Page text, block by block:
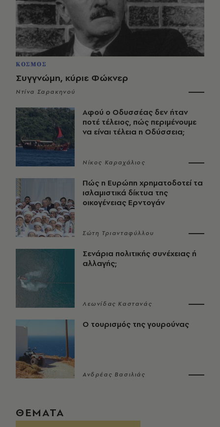
ΚΟΣΜΟΣ
Συγγνώμη, κύριε Φώκνερ
Ντίνα Σαρακηνού
Αφού ο Οδυσσέας δεν ήταν
ποτέ τέλειος, πώς περιμένουμε
να είναι τέλεια η Οδύσσεια;
Νίκος Καραχάλιος
Πώς η Ευρώπη χρηματοδοτεί τα
ισλαμιστικά δίκτυα της
οικογένειας Ερντογάν
Σώτη Τριανταφύλλου
Σενάρια πολιτικής συνέχειας ή
αλλαγής;
Λεωνίδας Καστανάς
Ο τουρισμός της γουρούνας
Ανδρέας Βασιλιάς
ΘΕΜΑΤΑ